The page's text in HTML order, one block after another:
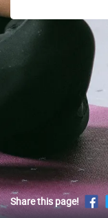
Share this page!